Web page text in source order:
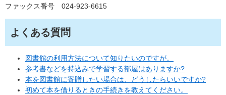
ファックス番号 024-923-6615
よくある質問
図書館の利用方法について知りたいのですが。
参考書などを持込みで学習する部屋はありますか?
本を図書館に寄贈したい場合は、どうしたらいいですか?
初めて本を借りるときの手続きを教えてください。